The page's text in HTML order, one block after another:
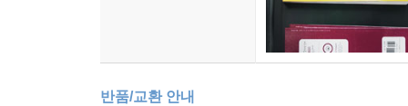
반품/교환 안내